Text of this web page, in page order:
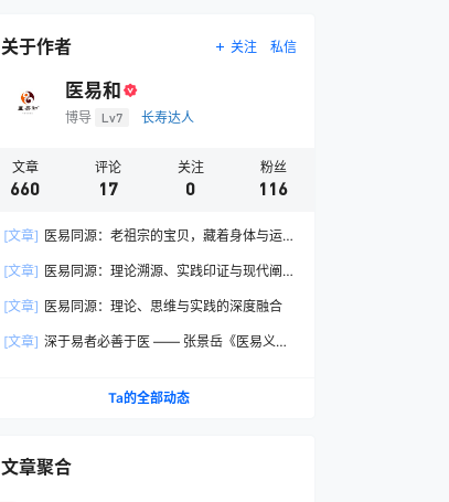
关于作者 关注 私信
医易和
博导 Lv7 长寿达人
文章
660
评论
17
关注
0
粉丝
116
[文章] 医易同源：老祖宗的宝贝，藏着身体与运
[文章] 医易同源：理论溯源、实践印证与现代阐
[文章] 医易同源：理论、思维与实践的深度融合
[文章] 深于易者必善于医 —— 张景岳《医易义》
Ta的全部动态
文章聚合